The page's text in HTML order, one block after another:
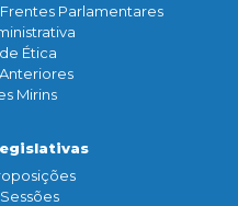
Parlamentares
Ética
Mirins